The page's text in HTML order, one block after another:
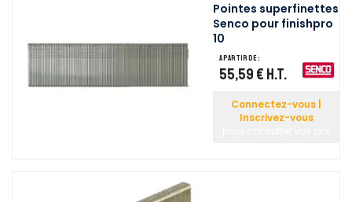
Pointes superfinettes
Senco pour finishpro
10
A partir de :
55,59 € H.T.
Connectez-vous |
Inscrivez-vous